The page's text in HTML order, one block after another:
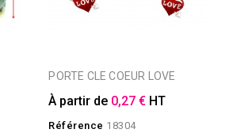
PORTE CLE COEUR LOVE
À partir de 0,27 € HT
Référence 18304